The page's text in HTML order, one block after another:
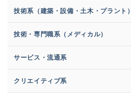
技術系（建築・設備・土木・プラント）
技術・専門職系（メディカル）
サービス・流通系
クリエイティブ系